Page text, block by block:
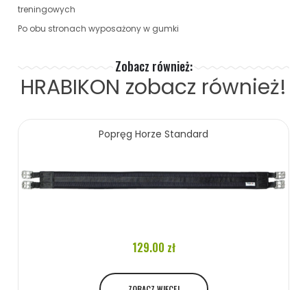
treningowych
Po obu stronach wyposażony w gumki
Zobacz również:
HRABIKON zobacz również!
Popręg Horze Standard
129.00 zł